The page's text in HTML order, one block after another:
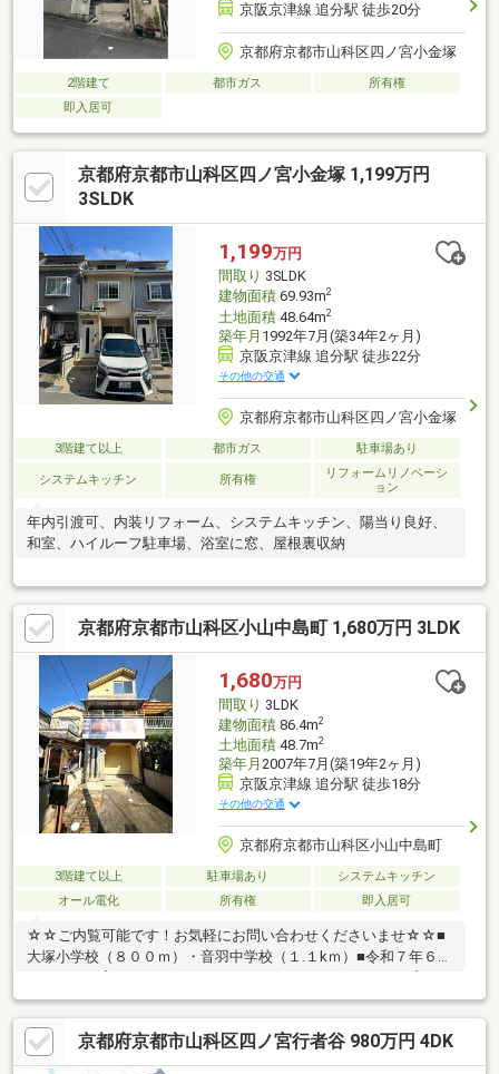
京阪京津線 追分駅 徒歩20分
京都府京都市山科区四ノ宮小金塚
2階建て 都市ガス
所有権
即入居可
京都府京都市山科区四ノ宮小金塚 1,199万円
3SLDK
1,199万円
間取り 3SLDK
建物面積69.93m2
土地面積48.64m2
築年月 1992年7月(築34年2ヶ月)
京阪京津線 追分駅 徒歩22分
その他の交通
京都府京都市山科区四ノ宮小金塚
3階建て以上 都市ガス 駐車場あり
システムキッチン 所有権
リフォームリノベーシ
ョン
年内引渡可、内装リフォーム、システムキッチン、陽当り良好、
和室、ハイルーフ駐車場、浴室に窓、屋根裏収納
京都府京都市山科区小山中島町 1,680万円 3LDK
1,680万円
間取り 3LDK
建物面積86.4m2
土地面積48.7m2
築年月 2007年7月(築19年2ヶ月)
京阪京津線 追分駅 徒歩18分
その他の交通
京都府京都市山科区小山中島町
3階建て以上 駐車場あり
システムキッチン
オール電化
所有権 即入居可
☆☆ご内覧可能です！お気軽にお問い合わせくださいませ☆☆■
大塚小学校（８００ｍ）・音羽中学校（１.１kｍ）■令和７年６月
レッサー・洗濯水栓交換トイレ入替ウォシュレット・洗濯パン取
付クッションフロア・クロス張替フロアタイル上張ＴＶモニター
ホン取替畳表替ハウスクリーニング等●ナイター営業！夜７時半
まで営業しております！！年中無休☆水曜も休まず営業中！●住
京都府京都市山科区四ノ宮行者谷 980万円 4DK